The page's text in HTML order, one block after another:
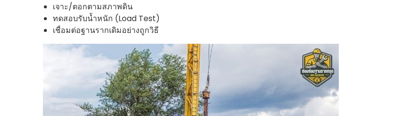
เจาะ/ตอกตามสภาพดิน
ทดสอบรับน้ำหนัก (Load Test)
เชื่อมต่อฐานรากเดิมอย่างถูกวิธี